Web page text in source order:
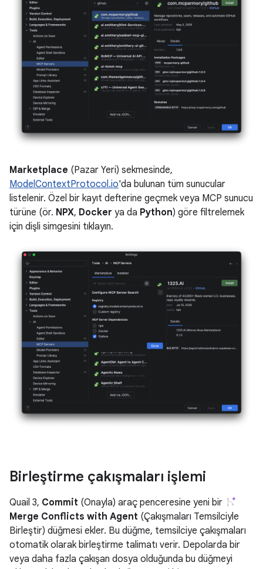
Marketplace (Pazar Yeri) sekmesinde,
ModelContextProtocol.io'da bulunan tüm sunucular
listelenir. Özel bir kayıt defterine geçmek veya MCP sunucu
türüne (ör. NPX, Docker ya da Python) göre filtrelemek
için dişli simgesini tıklayın.
Birleştirme çakışmaları işlemi
Quail 3, Commit (Onayla) araç penceresine yeni bir
Merge Conflicts with Agent (Çakışmaları Temsilciyle
Birleştir) düğmesi ekler. Bu düğme, temsilciye çakışmaları
otomatik olarak birleştirme talimatı verir. Depolarda bir
veya daha fazla çakışan dosya olduğunda bu düğmeyi